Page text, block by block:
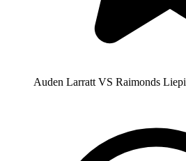
Auden Larratt VS Raimonds